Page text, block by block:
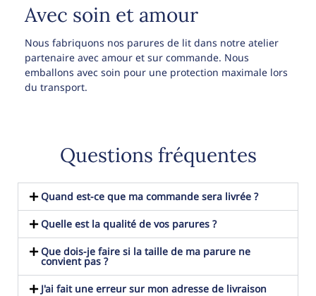
Avec soin et amour
Nous fabriquons nos parures de lit dans notre atelier
partenaire avec amour et sur commande. Nous
emballons avec soin pour une protection maximale lors
du transport.
Questions fréquentes
Quand est-ce que ma commande sera livrée ?
Quelle est la qualité de vos parures ?
Que dois-je faire si la taille de ma parure ne
convient pas ?
J'ai fait une erreur sur mon adresse de livraison